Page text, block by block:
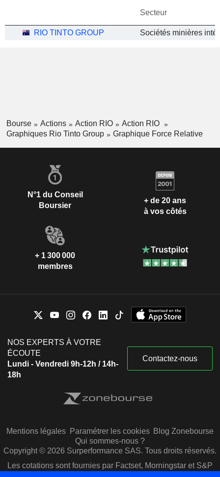
Secteur
RIO TINTO GROUP Sociétés minières
Bourse Actions Action RIO
Action RIO
Graphiques Rio Tinto Group
Graphique Force Relative
N°1 du Conseil
Boursier
+ de 20 ans
à vos côtés
+ 1 300 000
membres
NOS EXPERTS À VOTRE
ÉCOUTE
Lundi - Vendredi 9h-12h / 14h-
18h
Contactez-nous
Mentions légales Paramétrer les cookies Blog Zonebourse
Qui sommes-nous ?
Copyright © 2026 Surperformance SAS. Tous droits réservés.
Les cotations sont fournies par Factset, Morningstar et S&P